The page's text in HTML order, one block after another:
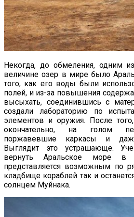
Некогда, до обмеления, одним
величине озер в мире было
того, как его воды были
полей, и из-за повышения
высыхать, соединившись с
создали лабораторию по
элементов и оружия. После
окончательно, на голом
поржавевшие каркасы и
Выглядит это устрашающе.
вернуть Аральское море
представляется возможным по
кладбище кораблей так и
солнцем Муйнака.